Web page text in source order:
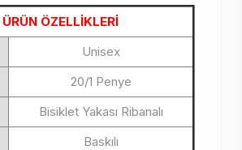
ÜRÜN ÖZELLİKLERİ
Unisex
20/1 Penye
Bisiklet Yakası Ribanalı
Baskılı